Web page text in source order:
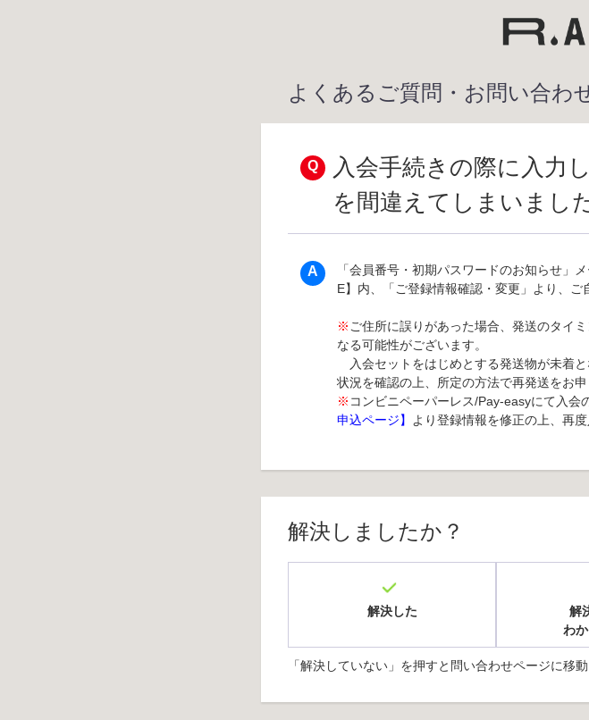
よくあるご質問・お問い合わ
入会手続きの際に入力
を間違えてしまいました
「会員番号・初期パスワードのお知らせ」
E】内、「ご登録情報確認・変更」より、ご
※ご住所に誤りがあった場合、発送のタイ
なる可能性がございます。
入会セットをはじめとする発送物が未着
状況を確認の上、所定の方法で再発送をお申
※ コンビニペーパーレス/Pay-easyにて入
申込ページ】 より登録情報を修正の上、再
解決しましたか？
解決した
解
わ
「解決していない」を押すと問い合わせページに移動